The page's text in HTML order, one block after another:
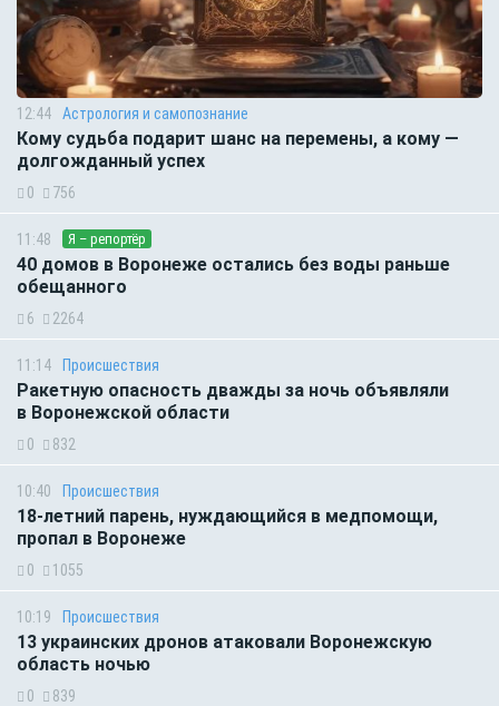
12:44 Астрология и самопознание
Кому судьба подарит шанс на перемены, а кому —
долгожданный успех
0 756
11:48 Я – репортёр
40 домов в Воронеже остались без воды раньше
обещанного
6 2264
11:14 Происшествия
Ракетную опасность дважды за ночь объявляли
в Воронежской области
0 832
10:40 Происшествия
18-летний парень, нуждающийся в медпомощи,
пропал в Воронеже
0 1055
10:19 Происшествия
13 украинских дронов атаковали Воронежскую
область ночью
0 839